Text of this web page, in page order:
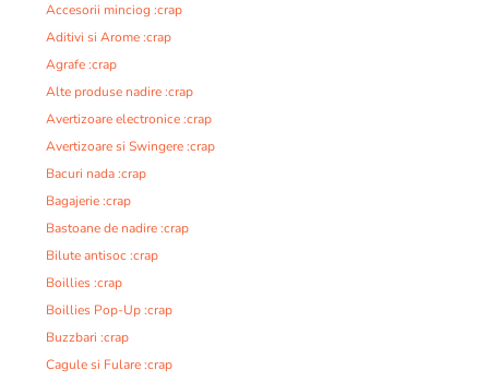
Accesorii minciog :crap
Aditivi si Arome :crap
Agrafe :crap
Alte produse nadire :crap
Avertizoare electronice :crap
Avertizoare si Swingere :crap
Bacuri nada :crap
Bagajerie :crap
Bastoane de nadire :crap
Bilute antisoc :crap
Boillies :crap
Boillies Pop-Up :crap
Buzzbari :crap
Cagule si Fulare :crap